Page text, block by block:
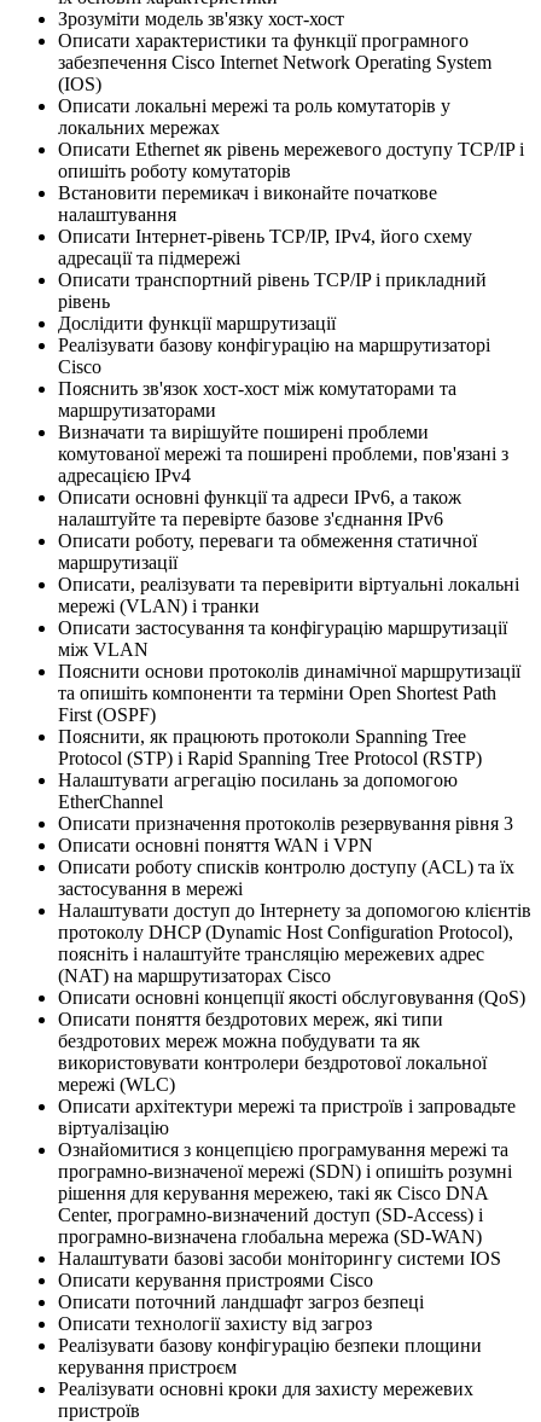
Зрозуміти модель зв'язку хост-хост
Описати характеристики та функції програмного
забезпечення Cisco Internet Network Operating System
(IOS)
Описати локальні мережі та роль комутаторів у
локальних мережах
Описати Ethernet як рівень мережевого доступу TCP/IP і
опишіть роботу комутаторів
Встановити перемикач і виконайте початкове
налаштування
Описати Інтернет-рівень TCP/IP, IPv4, його схему
адресації та підмережі
Описати транспортний рівень TCP/IP і прикладний
рівень
Дослідити функції маршрутизації
Реалізувати базову конфігурацію на маршрутизаторі
Cisco
Пояснить зв'язок хост-хост між комутаторами та
маршрутизаторами
Визначати та вирішуйте поширені проблеми
комутованої мережі та поширені проблеми, пов'язані з
адресацією IPv4
Описати основні функції та адреси IPv6, а також
налаштуйте та перевірте базове з'єднання IPv6
Описати роботу, переваги та обмеження статичної
маршрутизації
Описати, реалізувати та перевірити віртуальні локальні
мережі (VLAN) і транки
Описати застосування та конфігурацію маршрутизації
між VLAN
Пояснити основи протоколів динамічної маршрутизації
та опишіть компоненти та терміни Open Shortest Path
First (OSPF)
Пояснити, як працюють протоколи Spanning Tree
Protocol (STP) і Rapid Spanning Tree Protocol (RSTP)
Налаштувати агрегацію посилань за допомогою
EtherChannel
Описати призначення протоколів резервування рівня 3
Описати основні поняття WAN і VPN
Описати роботу списків контролю доступу (ACL) та їх
застосування в мережі
Налаштувати доступ до Інтернету за допомогою клієнтів
протоколу DHCP (Dynamic Host Configuration Protocol),
поясніть і налаштуйте трансляцію мережевих адрес
(NAT) на маршрутизаторах Cisco
Описати основні концепції якості обслуговування (QoS)
Описати поняття бездротових мереж, які типи
бездротових мереж можна побудувати та як
використовувати контролери бездротової локальної
мережі (WLC)
Описати архітектури мережі та пристроїв і запровадьте
віртуалізацію
Ознайомитися з концепцією програмування мережі та
програмно-визначеної мережі (SDN) і опишіть розумні
рішення для керування мережею, такі як Cisco DNA
Center, програмно-визначений доступ (SD-Access) і
програмно-визначена глобальна мережа (SD-WAN)
Налаштувати базові засоби моніторингу системи IOS
Описати керування пристроями Cisco
Описати поточний ландшафт загроз безпеці
Описати технології захисту від загроз
Реалізувати базову конфігурацію безпеки площини
керування пристроєм
Реалізувати основні кроки для захисту мережевих
пристроїв